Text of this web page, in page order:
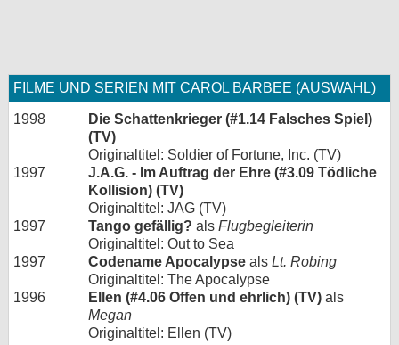
FILME UND SERIEN MIT CAROL BARBEE (AUSWAHL)
1998
Die Schattenkrieger (#1.14 Falsches Spiel)
(TV)
Originaltitel: Soldier of Fortune, Inc. (TV)
1997
J.A.G. - Im Auftrag der Ehre (#3.09 Tödliche
Kollision) (TV)
Originaltitel: JAG (TV)
1997
Tango gefällig? als Flugbegleiterin
Originaltitel: Out to Sea
1997
Codename Apocalypse als Lt. Robing
Originaltitel: The Apocalypse
1996
Ellen (#4.06 Offen und ehrlich) (TV) als
Megan
Originaltitel: Ellen (TV)